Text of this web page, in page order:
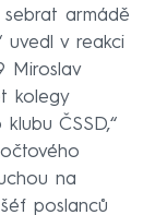
sebrat armádě
uvedl v reakci
Miroslav
kolegy
ČSSD,“
na
poslanců